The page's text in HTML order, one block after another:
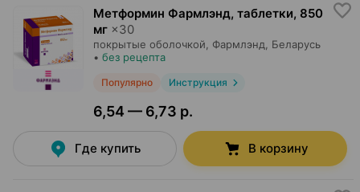
Метформин Фармлэнд, таблетки, 850
мг ×30
покрытые оболочкой, Фармлэнд , Беларусь
• без рецепта
Популярно Инструкция
6,54 — 6,73 р.
Где купить В корзину